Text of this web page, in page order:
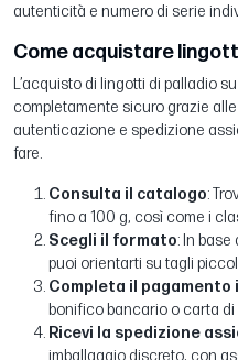
autenticità e numero di serie
Come acquistare
L’acquisto di lingotti di palladio
completamente sicuro grazie
autenticazione e spedizione
fare.
Consulta il catalogo:
fino a 100 g, così come i
Scegli il formato: In
puoi orientarti su tagli
Completa il pagamento
bonifico bancario o carta
Ricevi la spedizione